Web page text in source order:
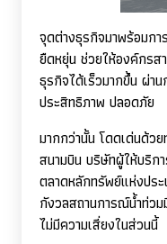
จุดต่างธุรกิจมาพร้อมกา
ยืดหยุ่น ช่วยให้องค์กรส
ธุรกิจได้เร็วมากขึ้น ผ่า
ประสิทธิภาพ ปลอดภัย
มากกว่านั้น โดดเด่นด้ว
สนามบิน บริษัทผู้ให้บริก
ตลาดหลักทรัพย์แห่งปร
กังวลสถานการณ์น้ำท่ว
ไม่มีความเสี่ยงในส่วนนี้